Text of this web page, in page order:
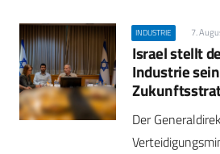
INDUSTRIE 7.
Israel stellt
Industrie
Der